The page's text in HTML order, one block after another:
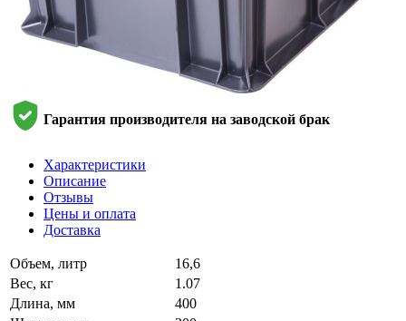
Гарантия производителя на заводской брак
Характеристики
Описание
Отзывы
Цены и оплата
Доставка
Объем, литр
16,6
Вес, кг
1.07
Длина, мм
400